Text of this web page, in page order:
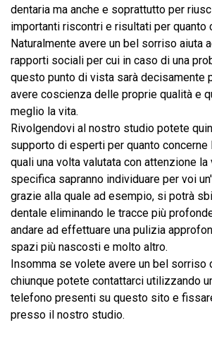
dentaria ma anche e soprattutto per
importanti riscontri e risultati per quanto
Naturalmente avere un bel sorriso aiuta
rapporti sociali per cui in caso di una
questo punto di vista sarà decisamente
avere coscienza delle proprie qualità e
meglio la vita.
Rivolgendovi al nostro studio potete
supporto di esperti per quanto concerne
quali una volta valutata con attenzione
specifica sapranno individuare per voi
grazie alla quale ad esempio, si potrà
dentale eliminando le tracce più
andare ad effettuare una pulizia
spazi più nascosti e molto altro.
Insomma se volete avere un bel sorriso
chiunque potete contattarci utilizzando
telefono presenti su questo sito e
presso il nostro studio.